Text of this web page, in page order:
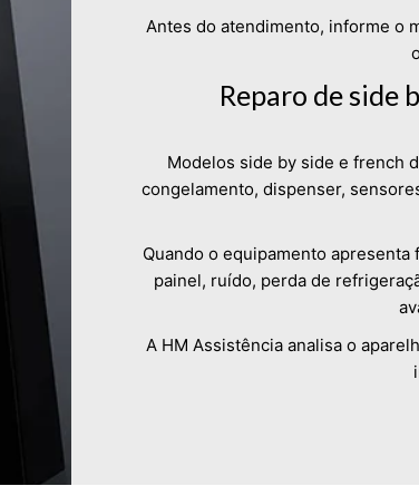
Antes do atendimento, informe o
Reparo de side
Modelos side by side e french
congelamento, dispenser,
Quando o equipamento
painel, ruído, perda de
A HM Assistência analisa o